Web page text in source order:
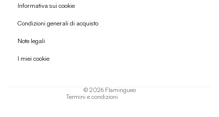
Informativa sui cookie
Condizioni generali di acquisto
Note legali
I miei cookie
© 2026 Flamingueo
Termini e condizioni
Politica di rimborso